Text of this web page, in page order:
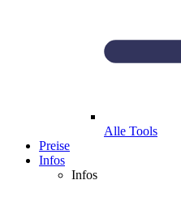
Alle Tools
Preise
Infos
Infos